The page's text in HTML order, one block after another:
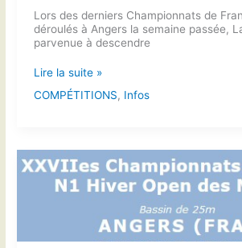
Lors des derniers Championnats de
déroulés à Angers la semaine passée,
parvenue à descendre
Classements
provisoires
des
2022)
Lire la suite »
COMPÉTITIONS, Infos